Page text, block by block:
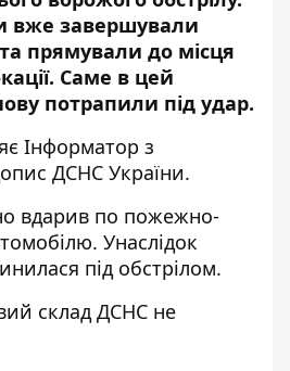
вже завершували
прямували до місця
Саме в цей
потрапили під удар.
Інформатор з
ДСНС України.
вдарив по пожежно-
Унаслідок
під обстрілом.
склад ДСНС не